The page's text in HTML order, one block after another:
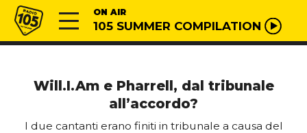
Vai al contenuto
Radio 105 ON AIR
105 SUMMER COMPILATION
Will.I.Am e Pharrell, dal tribunale
all’accordo?
I due cantanti erano finiti in tribunale a causa del